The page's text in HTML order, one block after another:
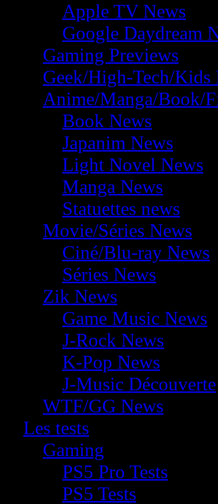
Apple TV News
Google Daydream
Gaming Previews
Geek/High-Tech/Kids
Anime/Manga/Book/
Book News
Japanim News
Light Novel News
Manga News
Statuettes news
Movie/Séries News
Ciné/Blu-ray News
Séries News
Zik News
Game Music News
J-Rock News
K-Pop News
J-Music Découverte
WTF/GG News
Les tests
Gaming
PS5 Pro Tests
PS5 Tests